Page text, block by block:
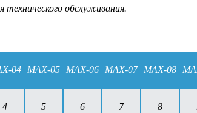
технического обслуживания.
04 MAX-05 MAX-06 MAX-07 MAX-08
4 5 6 7 8